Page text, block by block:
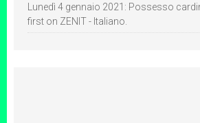
Lunedì 4 gennaio 2021: Possesso
first on ZENIT - Italiano.